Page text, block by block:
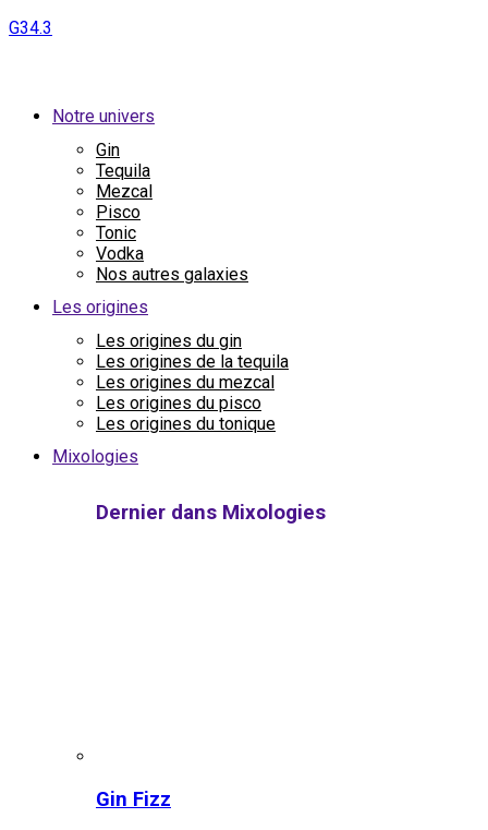
G34.3
Notre univers
Gin
Tequila
Mezcal
Pisco
Tonic
Vodka
Nos autres galaxies
Les origines
Les origines du gin
Les origines de la tequila
Les origines du mezcal
Les origines du pisco
Les origines du tonique
Mixologies
Dernier dans Mixologies
Gin Fizz